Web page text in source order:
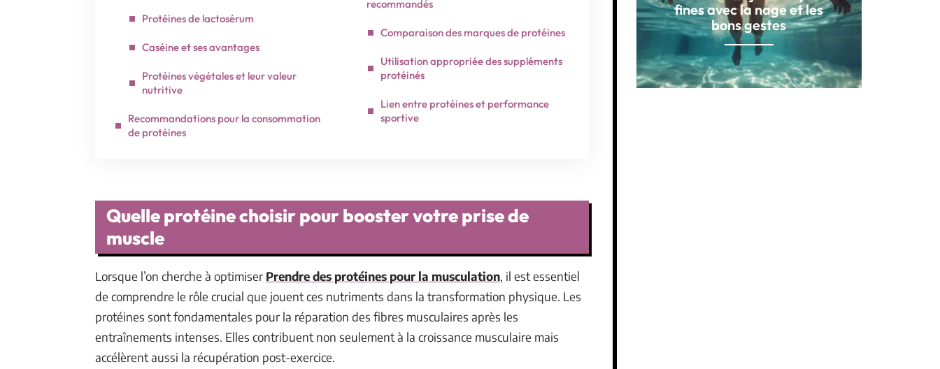
Protéines de lactosérum
Caséine et ses avantages
Protéines végétales et leur valeur
nutritive
Recommandations pour la consommation
de protéines
recommandés
Comparaison des marques de protéines
Utilisation appropriée des suppléments
protéinés
Lien entre protéines et performance
sportive
Quelle protéine choisir pour booster votre prise de
muscle
Lorsque l’on cherche à optimiser Prendre des protéines pour la musculation, il est essentiel
de comprendre le rôle crucial que jouent ces nutriments dans la transformation physique. Les
protéines sont fondamentales pour la réparation des fibres musculaires après les
entraînements intenses. Elles contribuent non seulement à la croissance musculaire mais
accélèrent aussi la récupération post-exercice.
fines avec la nage et les
bons gestes